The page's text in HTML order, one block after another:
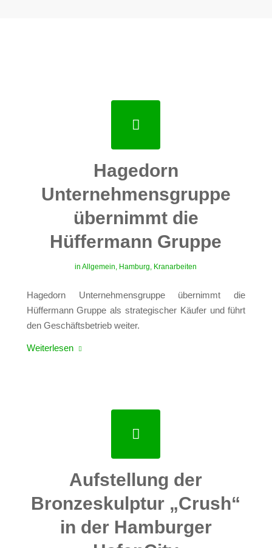
Hagedorn
Unternehmensgruppe
übernimmt die
Hüffermann Gruppe
inAllgemein, Hamburg, Kranarbeiten
Hagedorn Unternehmensgruppe übernimmt die
Hüffermann Gruppe als strategischer Käufer und führt
den Geschäftsbetrieb weiter.
Weiterlesen
Aufstellung der
Bronzeskulptur „Crush“
in der Hamburger